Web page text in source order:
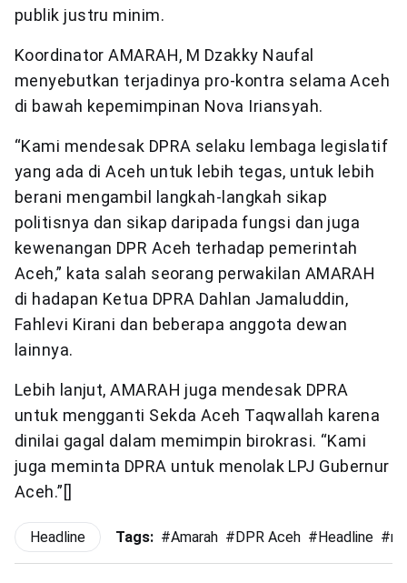
publik justru minim.
Koordinator AMARAH, M Dzakky Naufal
menyebutkan terjadinya pro-kontra selama Aceh
di bawah kepemimpinan Nova Iriansyah.
“Kami mendesak DPRA selaku lembaga legislatif
yang ada di Aceh untuk lebih tegas, untuk lebih
berani mengambil langkah-langkah sikap
politisnya dan sikap daripada fungsi dan juga
kewenangan DPR Aceh terhadap pemerintah
Aceh,” kata salah seorang perwakilan AMARAH
di hadapan Ketua DPRA Dahlan Jamaluddin,
Fahlevi Kirani dan beberapa anggota dewan
lainnya.
Lebih lanjut, AMARAH juga mendesak DPRA
untuk mengganti Sekda Aceh Taqwallah karena
dinilai gagal dalam memimpin birokrasi. “Kami
juga meminta DPRA untuk menolak LPJ Gubernur
Aceh.”[]
Headline Tags: #Amarah #DPR Aceh #Headline #